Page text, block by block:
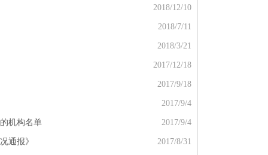
2018/12/10
2018/7/11
2018/3/21
2017/12/18
2017/9/18
2017/9/4
2017/9/4
机构名单
2017/8/31
通报》